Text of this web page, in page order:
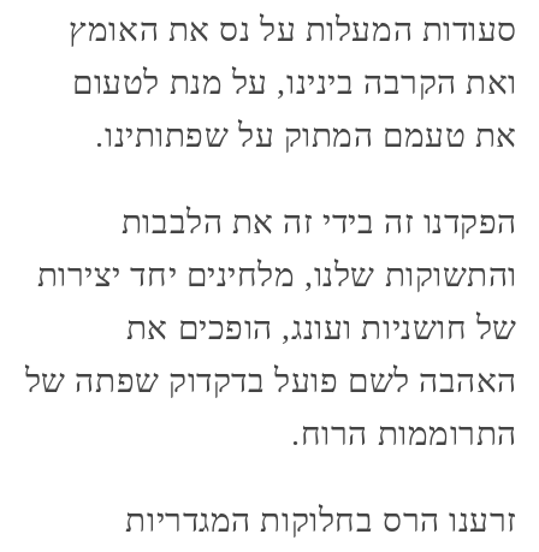
סעודות המעלות על נס את האומץ
ואת הקרבה בינינו, על מנת לטעום
את טעמם המתוק על שפתותינו.
הפקדנו זה בידי זה את הלבבות
והתשוקות שלנו, מלחינים יחד יצירות
של חושניות ועונג, הופכים את
האהבה לשם פועל בדקדוק שפתה של
התרוממות הרוח.
זרענו הרס בחלוקות המגדריות